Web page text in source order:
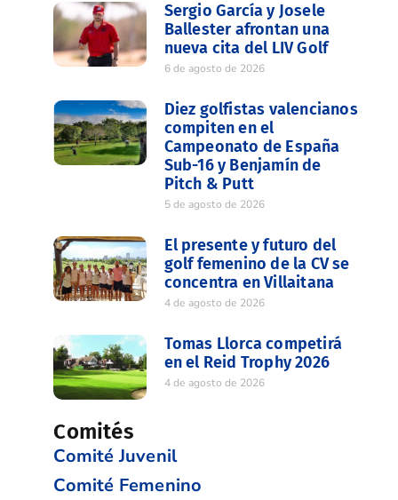
Sergio García y Josele
Ballester afrontan una
nueva cita del LIV Golf
6 de agosto de 2026
Diez golfistas valencianos
compiten en el
Campeonato de España
Sub-16 y Benjamín de
Pitch & Putt
5 de agosto de 2026
El presente y futuro del
golf femenino de la CV se
concentra en Villaitana
4 de agosto de 2026
Tomas Llorca competirá
en el Reid Trophy 2026
4 de agosto de 2026
Comités
Comité Juvenil
Comité Femenino